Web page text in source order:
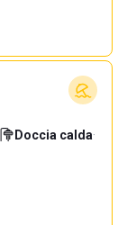
Doccia calda·